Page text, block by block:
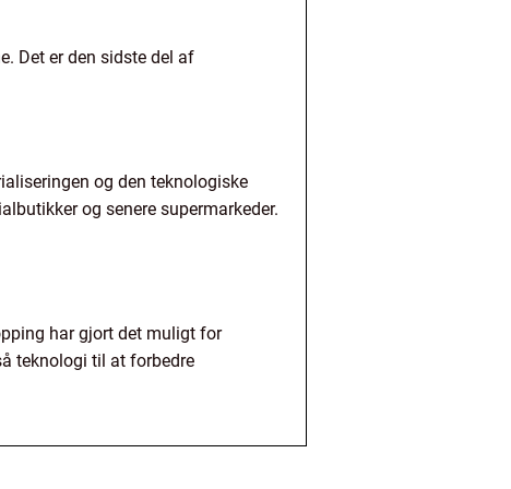
Det er den sidste del af
og den teknologiske
og senere supermarkeder.
har gjort det muligt for
teknologi til at forbedre